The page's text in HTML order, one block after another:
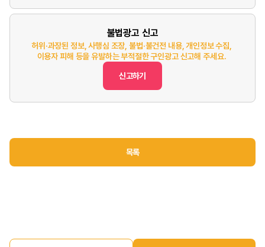
불법광고 신고
허위·과장된 정보, 사행심 조장, 불법·불건전 내용, 개인정보 수집,
이용자 피해 등을 유발하는 부적절한 구인광고 신고해 주세요.
신고하기
목록